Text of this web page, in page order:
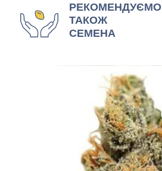
РЕКОМЕНДУЄМО
ТАКОЖ
СЕМЕНА